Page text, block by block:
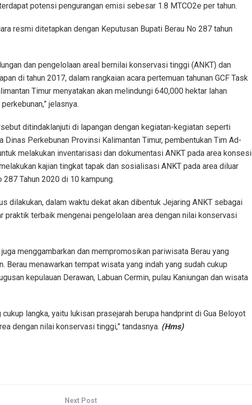
potensi pengurangan emisi sebesar 1.8 MTCO2e per tahun.
resmi ditetapkan dengan Keputusan Bupati Berau No 287 tahun
dan pengelolaan areal bernilai konservasi tinggi (ANKT) dan
di tahun 2017, dalam rangkaian acara pertemuan tahunan GCF Task
Timur menyatakan akan melindungi 640,000 hektar lahan
jelasnya.
ditindaklanjuti di lapangan dengan kegiatan-kegiatan seperti
Perkebunan Provinsi Kalimantan Timur, pembentukan Tim Ad-
melakukan inventarisasi dan dokumentasi ANKT pada area konsesi
kajian tingkat tapak dan sosialisasi ANKT pada area diluar
Tahun 2020 di 10 kampung.
dilakukan, dalam waktu dekat akan dibentuk Jejaring ANKT sebagai
praktik terbaik mengenai pengelolaan area dengan nilai konservasi
menggambarkan dan mempromosikan pariwisata Berau yang
Berau menawarkan tempat wisata yang indah yang sudah cukup
kepulauan Derawan, Labuan Cermin, pulau Kaniungan dan wisata
langka, yaitu lukisan prasejarah berupa handprint di Gua Beloyot
dengan nilai konservasi tinggi,” tandasnya. (Hms)
Next Post